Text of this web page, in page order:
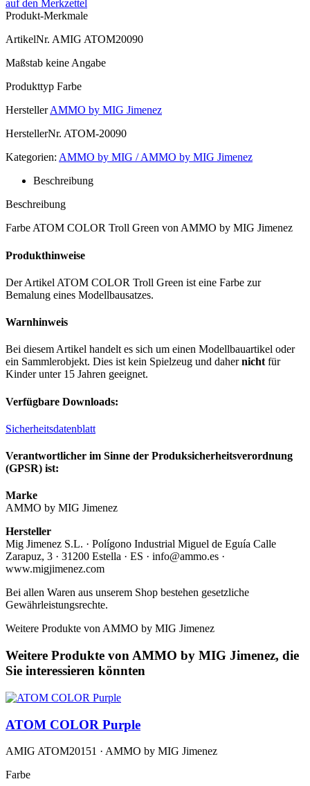
auf den Merkzettel
Produkt-Merkmale
ArtikelNr. AMIG ATOM20090
Maßstab keine Angabe
Produkttyp Farbe
Hersteller AMMO by MIG Jimenez
HerstellerNr. ATOM-20090
Kategorien: AMMO by MIG / AMMO by MIG Jimenez
Beschreibung
Beschreibung
Farbe ATOM COLOR Troll Green von AMMO by MIG Jimenez
Produkthinweise
Der Artikel ATOM COLOR Troll Green ist eine Farbe zur
Bemalung eines Modellbausatzes.
Warnhinweis
Bei diesem Artikel handelt es sich um einen Modellbauartikel oder
ein Sammlerobjekt. Dies ist kein Spielzeug und dahernicht für
Kinder unter 15 Jahren geeignet.
Verfügbare Downloads:
Sicherheitsdatenblatt
Verantwortlicher im Sinne der Produksicherheitsverordnung
(GPSR) ist:
Marke
AMMO by MIG Jimenez
Hersteller
Mig Jimenez S.L. · Polígono Industrial Miguel de Eguía Calle
Zarapuz, 3 · 31200 Estella · ES · info@ammo.es ·
www.migjimenez.com
Bei allen Waren aus unserem Shop bestehen gesetzliche
Gewährleistungsrechte.
Weitere Produkte von AMMO by MIG Jimenez
Weitere Produkte von AMMO by MIG Jimenez, die
Sie interessieren könnten
ATOM COLOR Purple
AMIG ATOM20151 · AMMO by MIG Jimenez
Farbe